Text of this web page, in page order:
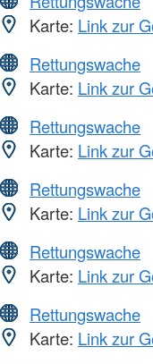
Karte: Link zur
Rettungswache
Karte: Link zur
Rettungswache
Karte: Link zur
Rettungswache
Karte: Link zur
Rettungswache
Karte: Link zur
Rettungswache
Karte: Link zur